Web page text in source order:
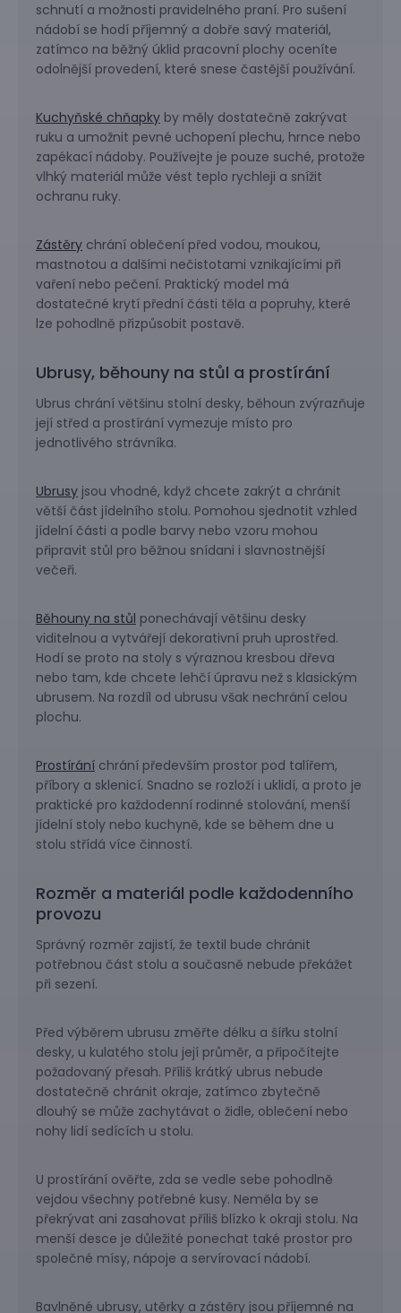
schnutí a možnosti pravidelného praní. Pro sušení
nádobí se hodí příjemný a dobře savý materiál,
zatímco na běžný úklid pracovní plochy oceníte
odolnější provedení, které snese častější používání.
Kuchyňské chňapky by měly dostatečně zakrývat
ruku a umožnit pevné uchopení plechu, hrnce nebo
zapékací nádoby. Používejte je pouze suché, protože
vlhký materiál může vést teplo rychleji a snížit
ochranu ruky.
Zástěry chrání oblečení před vodou, moukou,
mastnotou a dalšími nečistotami vznikajícími při
vaření nebo pečení. Praktický model má
dostatečné krytí přední části těla a popruhy, které
lze pohodlně přizpůsobit postavě.
Ubrusy, běhouny na stůl a prostírání
Ubrus chrání většinu stolní desky, běhoun zvýrazňuje
její střed a prostírání vymezuje místo pro
jednotlivého strávníka.
Ubrusy jsou vhodné, když chcete zakrýt a chránit
větší část jídelního stolu. Pomohou sjednotit vzhled
jídelní části a podle barvy nebo vzoru mohou
připravit stůl pro běžnou snídani i slavnostnější
večeři.
Běhouny na stůl ponechávají většinu desky
viditelnou a vytvářejí dekorativní pruh uprostřed.
Hodí se proto na stoly s výraznou kresbou dřeva
nebo tam, kde chcete lehčí úpravu než s klasickým
ubrusem. Na rozdíl od ubrusu však nechrání celou
plochu.
Prostírání chrání především prostor pod talířem,
příbory a sklenicí. Snadno se rozloží i uklidí, a proto je
praktické pro každodenní rodinné stolování, menší
jídelní stoly nebo kuchyně, kde se během dne u
stolu střídá více činností.
Rozměr a materiál podle každodenního
provozu
Správný rozměr zajistí, že textil bude chránit
potřebnou část stolu a současně nebude překážet
při sezení.
Před výběrem ubrusu změřte délku a šířku stolní
desky, u kulatého stolu její průměr, a připočítejte
požadovaný přesah. Příliš krátký ubrus nebude
dostatečně chránit okraje, zatímco zbytečně
dlouhý se může zachytávat o židle, oblečení nebo
nohy lidí sedících u stolu.
U prostírání ověřte, zda se vedle sebe pohodlně
vejdou všechny potřebné kusy. Neměla by se
překrývat ani zasahovat příliš blízko k okraji stolu. Na
menší desce je důležité ponechat také prostor pro
společné mísy, nápoje a servírovací nádobí.
Bavlněné ubrusy, utěrky a zástěry jsou příjemné na